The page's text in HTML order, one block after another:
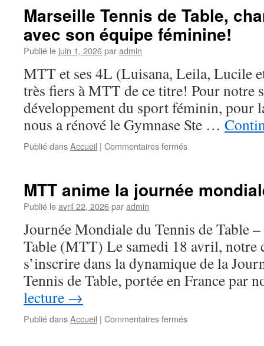
MTT.
La
fin
de
Marseille Tennis de Table,
avec son équipe féminine!
Publié le juin 1, 2026paradmin
MTT et ses 4L (Luisana, Leila, Lucile
très fiers à MTT de ce titre! Pour notre
développement du sport féminin, pour
nous a rénové le Gymnase Ste …
Publié dansAccueil | Commentaires fermés
Table,
avec
équipe
féminine!
MTT anime la journée
Publié leavril 22, 2026paradmin
Journée Mondiale du Tennis de Table
Table (MTT) Le samedi 18 avril, notre
s’inscrire dans la dynamique de la
Tennis de Table, portée en France par
lecture →
Publié dansAccueil | Commentaires fermés